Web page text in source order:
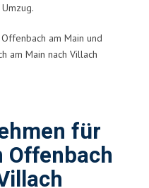
am Main und
am Main nach Villach
für
Offenbach